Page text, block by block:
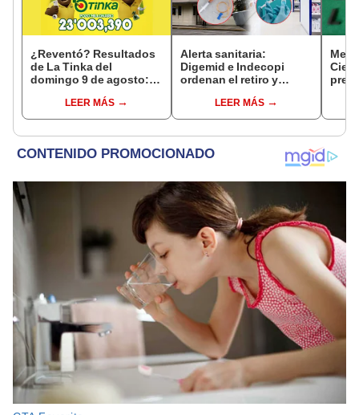
¿Reventó? Resultados
de La Tinka del
domingo 9 de agosto:
premios del Pozo
Millonario, boliyapa,
LEER MÁS
Alerta sanitaria:
Digemid e Indecopi
ordenan el retiro y
productos médicos
contra el cáncer por
LEER MÁS
de